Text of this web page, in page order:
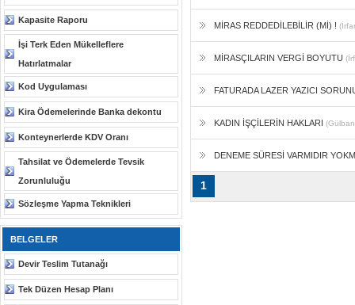
Kapasite Raporu
İşi Terk Eden Mükelleflere
Hatırlatmalar
Kod Uygulaması
Kira Ödemelerinde Banka dekontu
Konteynerlerde KDV Oranı
Tahsilat ve Ödemelerde Tevsik
Zorunluluğu
Sözleşme Yapma Teknikleri
BELGELER
Devir Teslim Tutanağı
Tek Düzen Hesap Planı
MİRAS REDDEDİLEBİLİR (Mİ) !
MİRASÇILARIN VERGİ BOYUTU
FATURADA LAZER YAZICI
KADIN İŞÇİLERİN HAKLARI
DENEME SÜRESİ VARMIDIR
1